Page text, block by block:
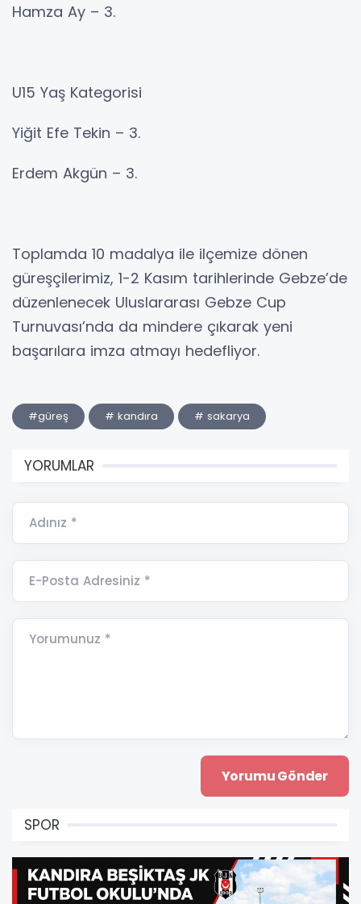
Hamza Ay – 3.
U15 Yaş Kategorisi
Yiğit Efe Tekin – 3.
Erdem Akgün – 3.
Toplamda 10 madalya ile ilçemize dönen
güreşçilerimiz, 1-2 Kasım tarihlerinde Gebze’de
düzenlenecek Uluslararası Gebze Cup
Turnuvası’nda da mindere çıkarak yeni
başarılara imza atmayı hedefliyor.
#güreş # kandıra # sakarya
YORUMLAR
Adınız *
E-Posta Adresiniz *
Yorumunuz *
SPOR